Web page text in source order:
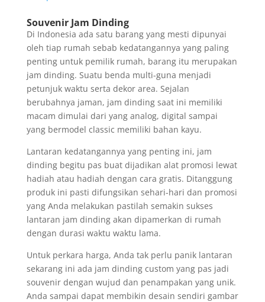
Souvenir Jam Dinding
Di Indonesia ada satu barang yang mesti dipunyai
oleh tiap rumah sebab kedatangannya yang paling
penting untuk pemilik rumah, barang itu merupakan
jam dinding. Suatu benda multi-guna menjadi
petunjuk waktu serta dekor area. Sejalan
berubahnya jaman, jam dinding saat ini memiliki
macam dimulai dari yang analog, digital sampai
yang bermodel classic memiliki bahan kayu.
Lantaran kedatangannya yang penting ini, jam
dinding begitu pas buat dijadikan alat promosi lewat
hadiah atau hadiah dengan cara gratis. Ditanggung
produk ini pasti difungsikan sehari-hari dan promosi
yang Anda melakukan pastilah semakin sukses
lantaran jam dinding akan dipamerkan di rumah
dengan durasi waktu waktu lama.
Untuk perkara harga, Anda tak perlu panik lantaran
sekarang ini ada jam dinding custom yang pas jadi
souvenir dengan wujud dan penampakan yang unik.
Anda sampai dapat membikin desain sendiri gambar